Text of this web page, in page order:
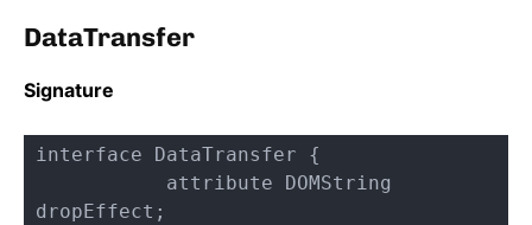
DataTransfer
Signature
interface DataTransfer {
dropEffect;